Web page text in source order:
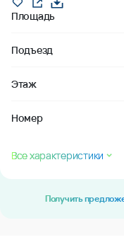
Площадь
Подъезд
Этаж
Номер
Все характеристики
Получить